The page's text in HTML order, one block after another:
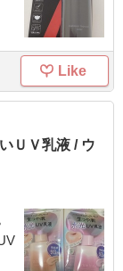
Like
ＵＶ乳液 / ウ